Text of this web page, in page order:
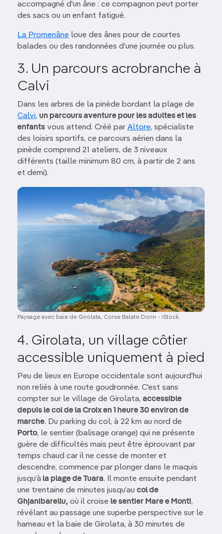
accompagné d'un âne : ce compagnon peut porter
des sacs ou un enfant fatigué.
La Promenâne loue des ânes pour de courtes
balades ou des randonnées d’une journée ou plus.
3. Un parcours acrobranche à
Calvi
Dans les arbres de la pinède bordant la plage de
Calvi, un parcours aventure pour les adultes et les
enfants vous attend. Créé par Altore, spécialiste
des loisirs sportifs, ce parcours aérien dans la
pinède comprend 21 ateliers, de 3 niveaux
différents (taille minimum 80 cm, à partir de 2 ans
et demi).
Image
Paysage avec baie de Girolata, Corse Balate Dorin - iStock
4. Girolata, un village côtier
accessible uniquement à pied
Peu de lieux en Europe occidentale sont aujourd'hui
non reliés à une route goudronnée. C'est sans
compter sur le village de Girolata, accessible
depuis le col de la Croix en 1 heure 30 environ de
marche. Du parking du col, à 22 km au nord de
Porto, le sentier (balisage orange) qui ne présente
guère de difficultés mais peut être éprouvant par
temps chaud car il ne cesse de monter et
descendre, commence par plonger dans le maquis
jusqu’à la plage de Tuara. Il monte ensuite pendant
une trentaine de minutes jusqu’au col de
Ghjanibarellu, où il croise le sentier Mare e Monti ,
révélant au passage une superbe perspective sur le
hameau et la baie de Girolata, à 30 minutes de